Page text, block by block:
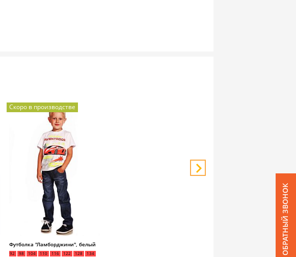
ОБРАТНЫЙ ЗВОНОК
Скоро в производстве
Футболка "Ламборджини", белый
92 98 104 110 116 122 128
134